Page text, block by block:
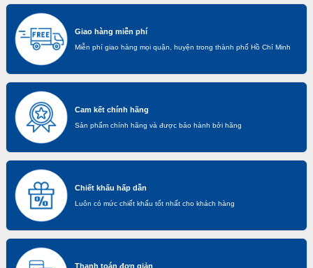
Giao hàng miễn phí
Miễn phí giao hàng mọi quận, huyện trong thành phố Hồ Chí Minh
Cam kết chính hãng
Sản phẩm chính hãng và được bảo hành bởi hãng
Chiết khấu hấp dẫn
Luôn có mức chiết khấu tốt nhất cho khách hàng
Thanh toán đơn giản